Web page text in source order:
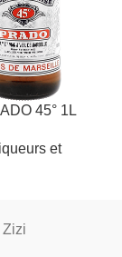
45° 1L
et
Zizi